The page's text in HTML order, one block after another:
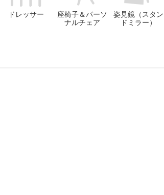
ドレッサー
座椅子＆パーソ
ナルチェア
姿見鏡（スタン
ドミラー）